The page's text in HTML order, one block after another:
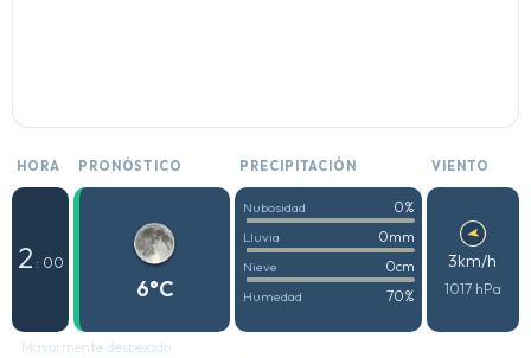
HORA PRONÓSTICO PRECIPITACIÓN VIENTO
2 : 00
6°C
Nubosidad 0%
Lluvia 0mm
Nieve 0cm
Humedad 70%
3km/h
1017 hPa
Mayormente despejado